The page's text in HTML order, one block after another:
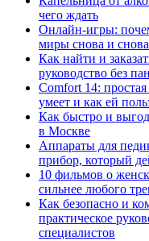
чего ждать
Онлайн-игры:
миры снова и снова
Как найти и
руководство без
Comfort 14:
умеет и как ей
Как быстро и
в Москве
Аппараты для
прибор, который
10 фильмов о
сильнее любого
Как безопасно и
практическое
специалистов